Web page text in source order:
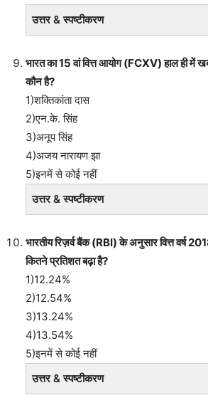
उत्तर & स्पष्टीकरण
भारत का 15 वां वित्त आयोग (FCXV) हाल ही में
कौन है?
1)शक्तिकांता दास
2)एन.के. सिंह
3)अनूप सिंह
4)अजय नारायण झा
5)इनमें से कोई नहीं
उत्तर & स्पष्टीकरण
भारतीय रिज़र्व बैंक (RBI) के अनुसार वित्त वर्ष
कितने प्रतिशत बढ़ा है?
1)12.24%
2)12.54%
3)13.24%
4)13.54%
5)इनमें से कोई नहीं
उत्तर & स्पष्टीकरण